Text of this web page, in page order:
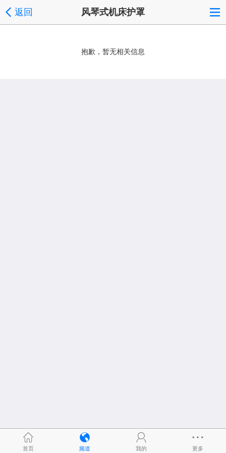
返回 风琴式机床护罩
抱歉，暂无相关信息
首页 频道 我的 更多